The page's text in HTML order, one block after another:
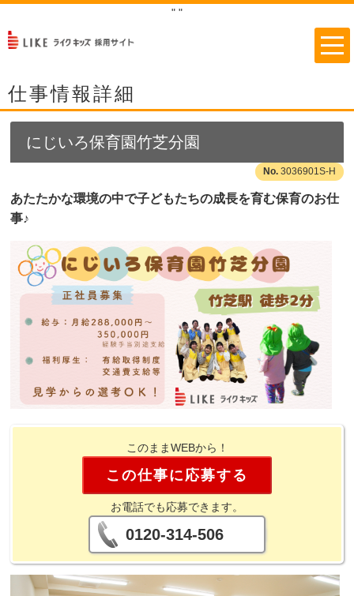
" "
仕事情報詳細
にじいろ保育園竹芝分園
3036901S-H
あたたかな環境の中で子どもたちの成長を育む保育のお仕
事♪
このままWEBから！
この仕事に応募する
お電話でも応募できます。
0120-314-506